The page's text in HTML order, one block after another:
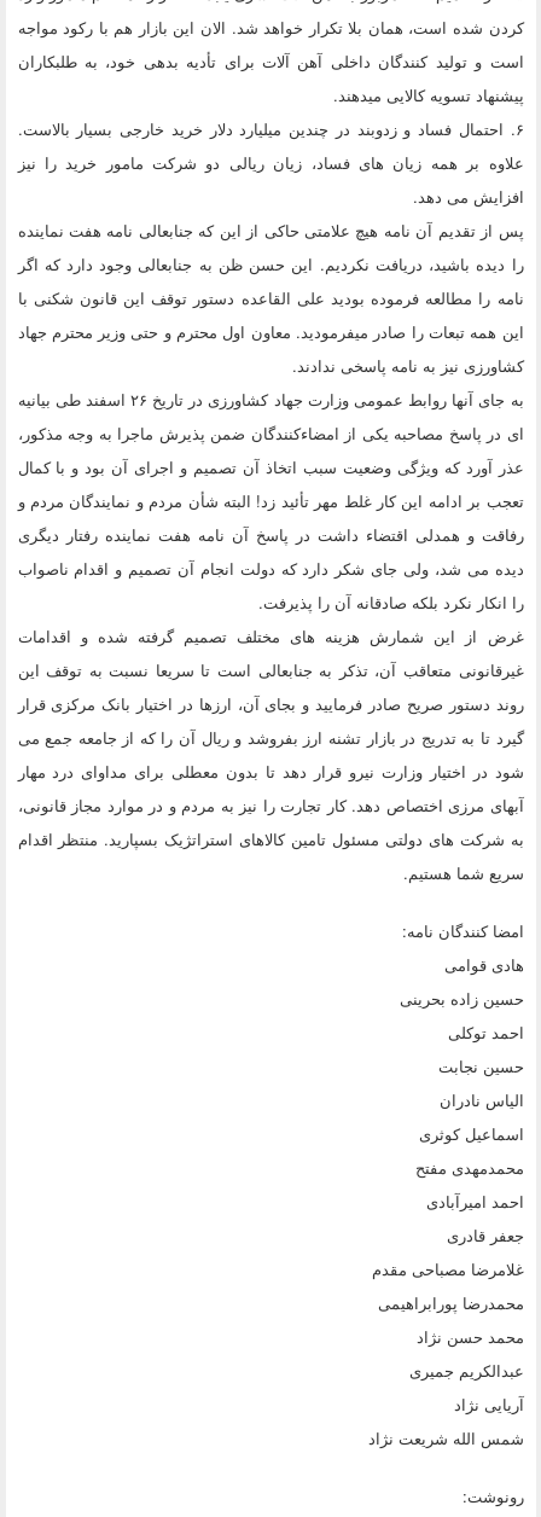
کردن شده است، همان بلا تکرار خواهد شد. الان این بازار هم با رکود مواجه
است و تولید کنندگان داخلی آهن آلات برای تأدیه بدهی خود، به طلبکاران
پیشنهاد تسویه کالایی میدهند.
۶. احتمال فساد و زدوبند در چندین میلیارد دلار خرید خارجی بسیار بالاست.
علاوه بر همه زیان های فساد، زیان ریالی دو شرکت مامور خرید را نیز
افزایش می دهد.
پس از تقدیم آن نامه هیچ علامتی حاکی از این که جنابعالی نامه هفت نماینده
را دیده باشید، دریافت نکردیم. این حسن ظن به جنابعالی وجود دارد که اگر
نامه را مطالعه فرموده بودید علی القاعده دستور توقف این قانون شکنی با
این همه تبعات را صادر میفرمودید. معاون اول محترم و حتی وزیر محترم جهاد
کشاورزی نیز به نامه پاسخی ندادند.
به جای آنها روابط عمومی وزارت جهاد کشاورزی در تاریخ ۲۶ اسفند طی بیانیه
ای در پاسخ مصاحبه یکی از امضاءکنندگان ضمن پذیرش ماجرا به وجه مذکور،
عذر آورد که ویژگی وضعیت سبب اتخاذ آن تصمیم و اجرای آن بود و با کمال
تعجب بر ادامه این کار غلط مهر تأئید زد! البته شأن مردم و نمایندگان مردم و
رفاقت و همدلی اقتضاء داشت در پاسخ آن نامه هفت نماینده رفتار دیگری
دیده می شد، ولی جای شکر دارد که دولت انجام آن تصمیم و اقدام ناصواب
را انکار نکرد بلکه صادقانه آن را پذیرفت.
غرض از این شمارش هزینه های مختلف تصمیم گرفته شده و اقدامات
غیرقانونی متعاقب آن، تذکر به جنابعالی است تا سریعا نسبت به توقف این
روند دستور صریح صادر فرمایید و بجای آن، ارزها در اختیار بانک مرکزی قرار
گیرد تا به تدریج در بازار تشنه ارز بفروشد و ریال آن را که از جامعه جمع می
شود در اختیار وزارت نیرو قرار دهد تا بدون معطلی برای مداوای درد مهار
آبهای مرزی اختصاص دهد. کار تجارت را نیز به مردم و در موارد مجاز قانونی،
به شرکت های دولتی مسئول تامین کالاهای استراتژیک بسپارید. منتظر اقدام
سریع شما هستیم.
امضا کنندگان نامه:
هادی قوامی
حسین زاده بحرینی
احمد توکلی
حسین نجابت
الیاس نادران
اسماعیل کوثری
محمدمهدی مفتح
احمد امیرآبادی
جعفر قادری
غلامرضا مصباحی مقدم
محمدرضا پورابراهیمی
محمد حسن نژاد
عبدالکریم جمیری
آریایی نژاد
شمس الله شریعت نژاد
رونوشت: